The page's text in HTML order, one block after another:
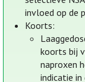
invloed op de
Koorts:
koorts bij
naproxen
indicatie in